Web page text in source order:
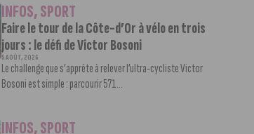
INFOS,SPORT
Faire le tour de la Côte-d’Or à vélo en trois
jours : le défi de Victor Bosoni
5 AOÛT, 2026
Le challenge que s’apprête à relever l’ultra-cycliste Victor
Bosoni est simple : parcourir 571...
INFOS,SPORT